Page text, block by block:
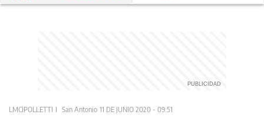
LMCIPOLLETTI San Antonio 11 DE JUNIO 2020 - 09:51